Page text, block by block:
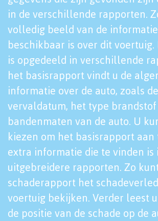
in de verschillende rapporten.
volledig beeld van de
beschikbaar is over dit
is opgedeeld in verschillende
het basisrapport vindt u de
informatie over de auto, zoals
vervaldatum, het type brandstof
bandenmaten van de auto. U
kiezen om het basisrapport
extra informatie die te vinden is
uitgebreidere rapporten. Zo
schaderapport het
voertuig bekijken. Verder leest
de positie van de schade op de